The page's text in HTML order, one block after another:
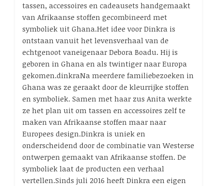
tassen, accessoires en cadeausets handgemaakt
van Afrikaanse stoffen gecombineerd met
symboliek uit Ghana.Het idee voor Dinkra is
ontstaan vanuit het levensverhaal van de
echtgenoot vaneigenaar Debora Boadu. Hij is
geboren in Ghana en als twintiger naar Europa
gekomen.dinkraNa meerdere familiebezoeken in
Ghana was ze geraakt door de kleurrijke stoffen
en symboliek. Samen met haar zus Anita werkte
ze het plan uit om tassen en accessoires zelf te
maken van Afrikaanse stoffen maar naar
Europees design.Dinkra is uniek en
onderscheidend door de combinatie van Westerse
ontwerpen gemaakt van Afrikaanse stoffen. De
symboliek laat de producten een verhaal
vertellen.Sinds juli 2016 heeft Dinkra een eigen